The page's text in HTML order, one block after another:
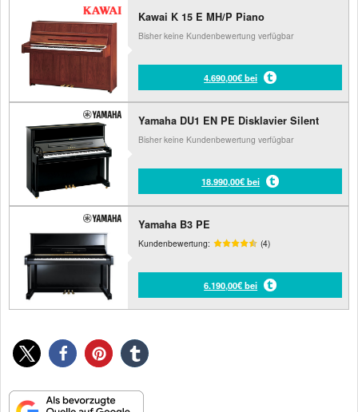
Kawai K 15 E MH/P Piano
Bisher keine Kundenbewertung verfügbar
4.690,00€ bei
Yamaha DU1 EN PE Disklavier Silent
Bisher keine Kundenbewertung verfügbar
18.990,00€ bei
Yamaha B3 PE
Kundenbewertung: (4)
6.190,00€ bei